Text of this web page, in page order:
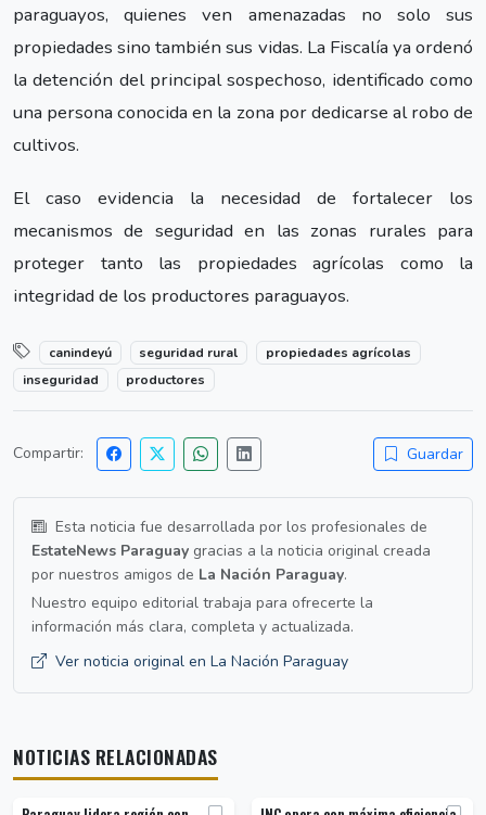
paraguayos, quienes ven amenazadas no solo sus
propiedades sino también sus vidas. La Fiscalía ya ordenó
la detención del principal sospechoso, identificado como
una persona conocida en la zona por dedicarse al robo de
cultivos.
El caso evidencia la necesidad de fortalecer los
mecanismos de seguridad en las zonas rurales para
proteger tanto las propiedades agrícolas como la
integridad de los productores paraguayos.
canindeyú seguridad rural
propiedades agrícolas
inseguridad
productores
Compartir: Guardar
Esta noticia fue desarrollada por los profesionales de
EstateNews Paraguay gracias a la noticia original creada
por nuestros amigos de La Nación Paraguay.
Nuestro equipo editorial trabaja para ofrecerte la
información más clara, completa y actualizada.
Ver noticia original en La Nación Paraguay
NOTICIAS RELACIONADAS